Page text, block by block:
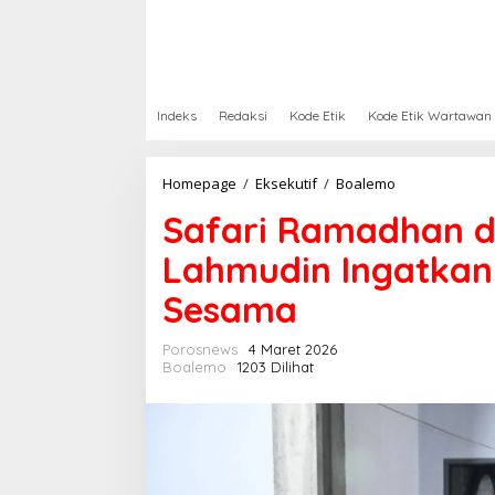
Indeks Redaksi Kode Etik Kode Etik Wartawan
Homepage / Eksekutif / Boalemo
f
a
r
i
h
a
Safari Ramadhan
Lahmudin
Sesama
Porosnews
4 Maret 2026
Boalemo
1203 Dilihat